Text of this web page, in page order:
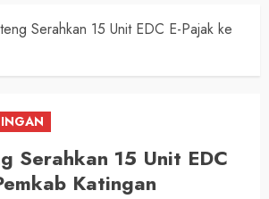
Serahkan 15 Unit EDC E-Pajak ke
Serahkan 15 Unit EDC
Katingan